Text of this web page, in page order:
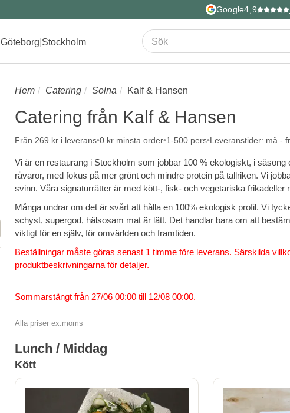
Google4,9
Göteborg Stockholm
Hem Catering Solna Kalf & Hansen
Catering från Kalf & Hansen
Från 269 kr i leverans 0 kr minsta order 1-500 pers Leveranstider: må -
Vi är en restaurang i Stockholm som jobbar 100 % ekologiskt, i säsong
råvaror, med fokus på mer grönt och mindre protein på tallriken. Vi
svinn. Våra signaturrätter är med kött-, fisk- och vegetariska frikadeller
Många undrar om det är svårt att hålla en 100% ekologisk profil. Vi
schyst, supergod, hälsosam mat är lätt. Det handlar bara om att
viktigt för en själv, för omvärlden och framtiden.
Beställningar måste göras senast 1 timme före leverans. Särskilda
produktbeskrivningarna för detaljer.
Sommarstängt från 27/06 00:00 till 12/08 00:00.
Alla priser ex.moms
Lunch / Middag
Kött